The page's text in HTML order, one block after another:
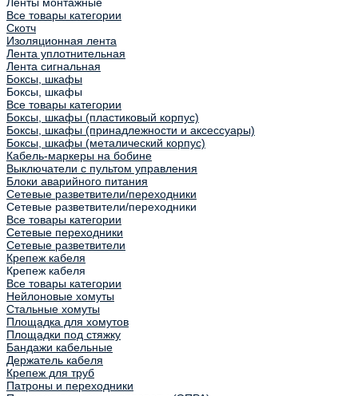
Ленты монтажные
Все товары категории
Скотч
Изоляционная лента
Лента уплотнительная
Лента сигнальная
Боксы, шкафы
Боксы, шкафы
Все товары категории
Боксы, шкафы (пластиковый корпус)
Боксы, шкафы (принадлежности и аксессуары)
Боксы, шкафы (металический корпус)
Кабель-маркеры на бобине
Выключатели с пультом управления
Блоки аварийного питания
Сетевые разветвители/переходники
Сетевые разветвители/переходники
Все товары категории
Сетевые переходники
Сетевые разветвители
Крепеж кабеля
Крепеж кабеля
Все товары категории
Нейлоновые хомуты
Стальные хомуты
Площадка для хомутов
Площадки под стяжку
Бандажи кабельные
Держатель кабеля
Крепеж для труб
Патроны и переходники